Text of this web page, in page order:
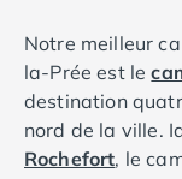
Notre meilleur
la-Prée est le
destination
nord de la ville.
Rochefort, le